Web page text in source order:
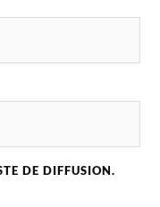
DE DIFFUSION.